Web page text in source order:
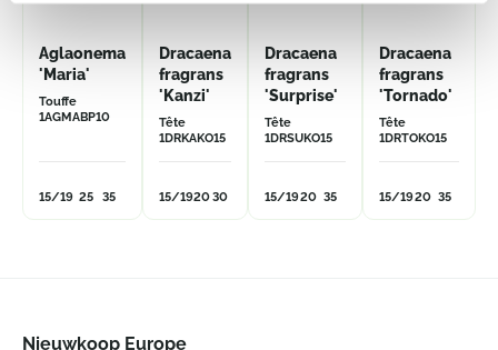
Aglaonema
'Maria'
Touffe
1AGMABP10
15/19 25 35
Dracaena
fragrans
'Kanzi'
Tête
1DRKAKO15
15/192030
Dracaena
fragrans
'Surprise'
Tête
1DRSUKO15
15/1920 35
Dracaena
fragrans
'Tornado'
Tête
1DRTOKO15
15/1920 35
Nieuwkoop Europe